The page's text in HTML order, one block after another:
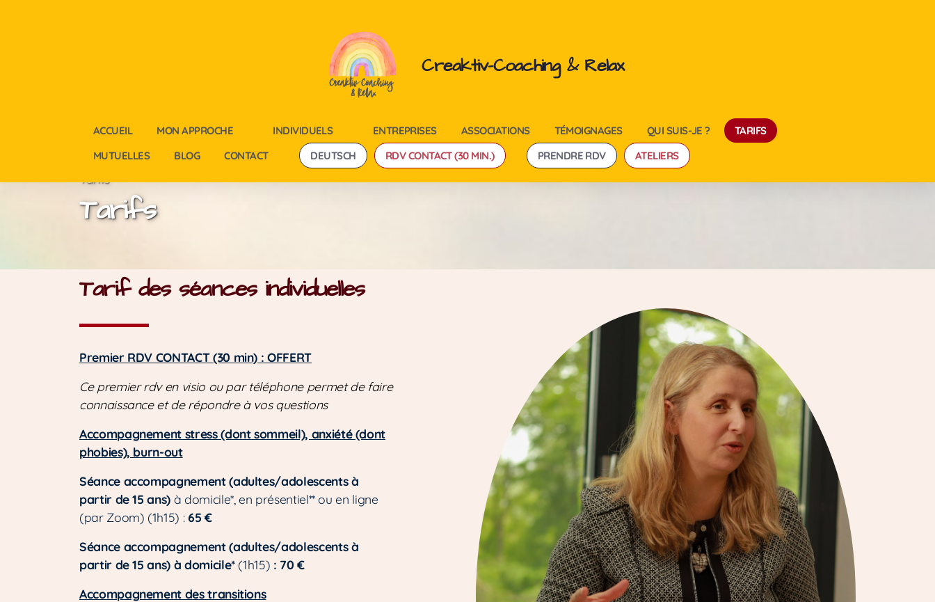
Creaktiv-Coaching & Relax
ACCUEIL MON APPROCHE INDIVIDUELS ENTREPRISES ASSOCIATIONS TÉMOIGNAGES QUI SUIS-JE ?
TARIFS
MUTUELLES
BLOG CONTACT DEUTSCH RDV CONTACT (30 MIN.) PRENDRE RDV ATELIERS
Tarifs
Tarif des séances individuelles
Premier RDV CONTACT (30 min) : OFFERT
Ce premier rdv en visio ou par téléphone permet de faire
connaissance et de répondre à vos questions
Accompagnement stress (dont sommeil), anxiété (dont
phobies), burn-out
Séance accompagnement (adultes/adolescents à
partir de 15 ans) à domicile*, en présentiel** ou en ligne
(par Zoom) (1h15) :65 €
Séance accompagnement (adultes/adolescents à
partir de 15 ans) à domicile* (1h15) : 70 €
Accompagnement des transitions